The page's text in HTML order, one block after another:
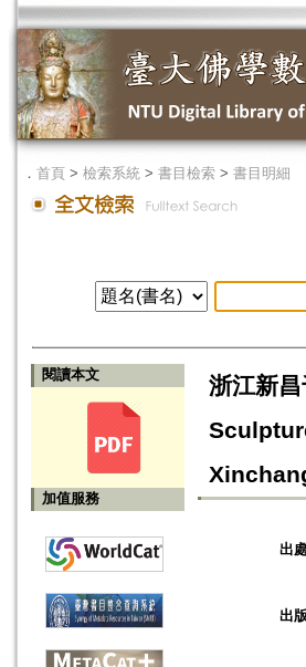
． 首頁 > 檢索系統 > 書目檢索 > 書目明細
閱讀本文
加值服務
浙江新
出
出